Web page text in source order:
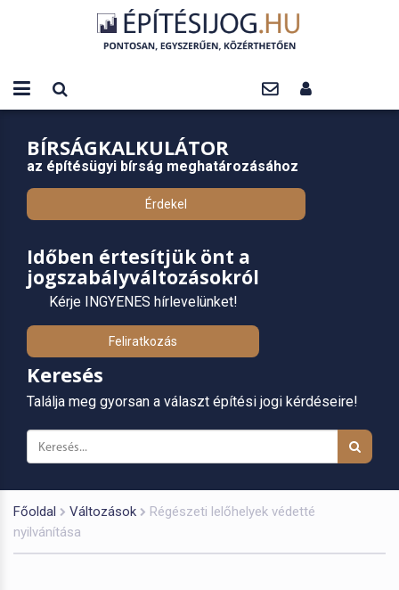
BÍRSÁGKALKULÁTOR
az építésügyi bírság meghatározásához
Érdekel
Időben értesítjük önt a
jogszabályváltozásokról
Kérje INGYENES hírlevelünket!
Feliratkozás
Keresés
Találja meg gyorsan a választ építési jogi kérdéseire!
Főoldal Változások
Régészeti lelőhelyek védetté
nyilvánítása